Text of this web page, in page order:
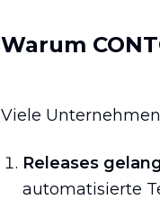
Warum
Viele
Releases
automatisierte